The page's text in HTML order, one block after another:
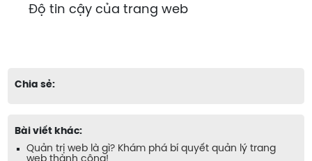
Độ tin cậy của trang web
Chia sẻ:
Bài viết khác:
Quản trị web là gì? Khám phá bí quyết quản lý trang